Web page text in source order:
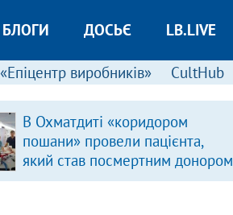
БЛОГИ ДОСЬЄ LB.LIVE
«Епіцентр виробників» CultHub
В Охматдиті «коридором
пошани» провели пацієнта,
який став посмертним донором